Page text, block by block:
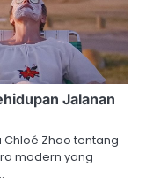
Jalanan
Chloé Zhao tentang
modern yang